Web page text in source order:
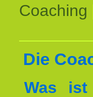
Coaching
Die
Was